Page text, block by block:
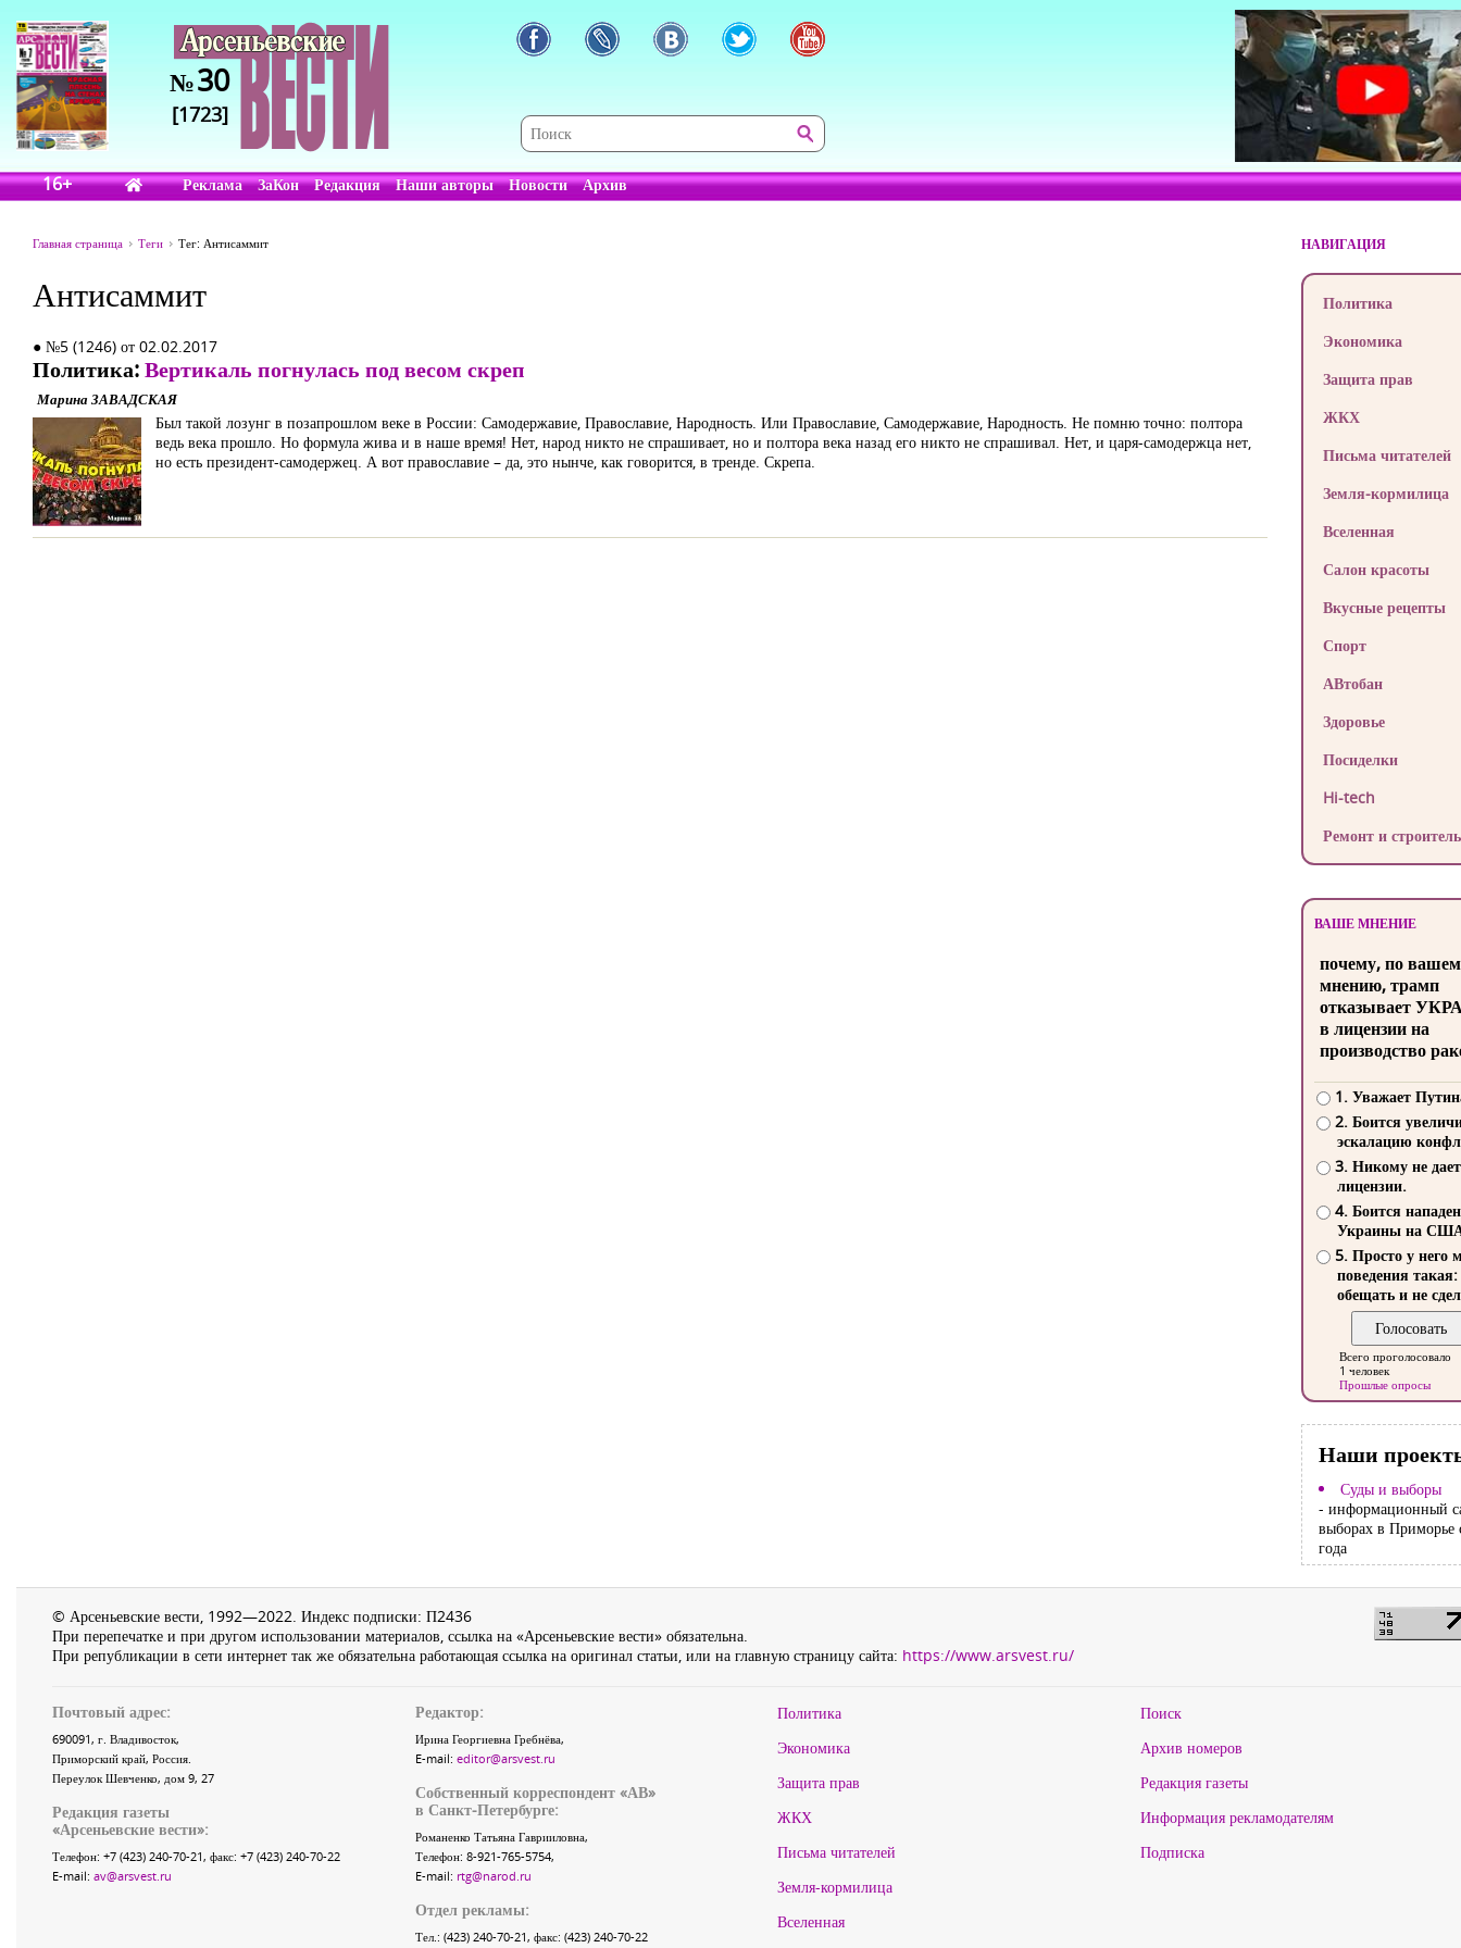
№30
[1723]
16+ Реклама ЗаКон Редакция Наши авторы Новости Архив
Главная страница Теги Тег: Антисаммит
Антисаммит
● №5 (1246) от 02.02.2017
Политика:Вертикаль погнулась под весом скреп
Марина ЗАВАДСКАЯ
Был такой лозунг в позапрошлом веке в России: Самодержавие, Православие, Народность. Или Православие, Самодержавие, Народность. Не помню точно: полтора
ведь века прошло. Но формула жива и в наше время! Нет, народ никто не спрашивает, но и полтора века назад его никто не спрашивал. Нет, и царя-самодержца нет,
но есть президент-самодержец. А вот православие – да, это нынче, как говорится, в тренде. Скрепа.
НАВИГАЦИЯ
Политика
Экономика
Защита прав
ЖКХ
Письма читателей
Земля-кормилица
Вселенная
Салон красоты
Вкусные рецепты
Спорт
АВтобан
Здоровье
Посиделки
Hi-tech
Ремонт и
ВАШЕ МНЕНИЕ
почему, по
мнению, трамп
отказывает
в лицензии на
производство
1. Уважает
2. Боится
эскалацию
3. Никому не
лицензии.
4. Боится
Украины на
5. Просто у него
поведения такая:
обещать и не
Всего проголосовало
1 человек
Прошлые опросы
Наши
Суды и выборы
- информационный
выборах в Приморье
года
© Арсеньевские вести, 1992—2022. Индекс подписки: П2436
При перепечатке и при другом использовании материалов, ссылка на «Арсеньевские вести» обязательна.
При републикации в сети интернет так же обязательна работающая ссылка на оригинал статьи, или на главную страницу сайта: https://www.arsvest.ru/
Почтовый адрес:
690091, г. Владивосток,
Приморский край, Россия.
Переулок Шевченко, дом 9, 27
Редакция газеты
«Арсеньевские вести»:
Телефон: +7 (423) 240-70-21, факс: +7 (423) 240-70-22
E-mail: av@arsvest.ru
Редактор:
Ирина Георгиевна Гребнёва,
E-mail: editor@arsvest.ru
Собственный корреспондент «АВ»
в Санкт-Петербурге:
Романенко Татьяна Гаврииловна,
Телефон: 8-921-765-5754,
E-mail: rtg@narod.ru
Отдел рекламы:
Тел.: (423) 240-70-21, факс: (423) 240-70-22
Политика
Экономика
Защита прав
ЖКХ
Письма читателей
Земля-кормилица
Вселенная
Поиск
Архив номеров
Редакция газеты
Информация рекламодателям
Подписка